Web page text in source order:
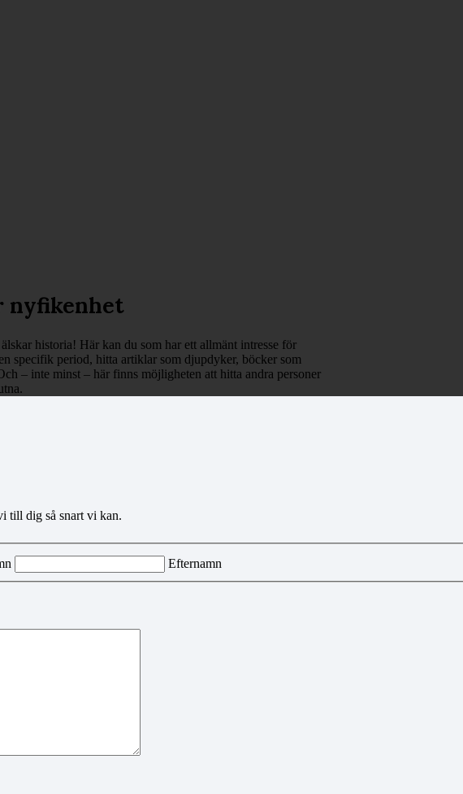
nyfikenhet
historia! Här kan du som har ett allmänt intresse för
specifik period, hitta artiklar som djupdyker, böcker som
– inte minst – här finns möjligheten att hitta andra personer
till dig så snart vi kan.
Efternamn